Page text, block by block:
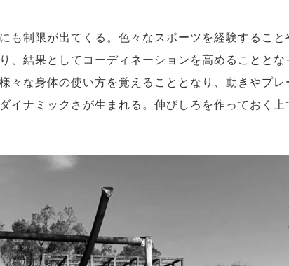
も制限が出てくる。色々なスポーツを経験すること
、結果としてコーディネーションを高めることとな
々な身体の使い方を覚えることとなり、動きやプレ
イナミックさが生まれる。伸びしろを作っておく上